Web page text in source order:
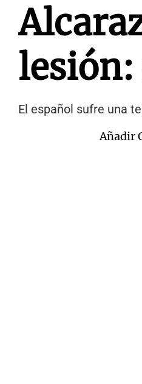
lesión:
El español sufre una
Añadir